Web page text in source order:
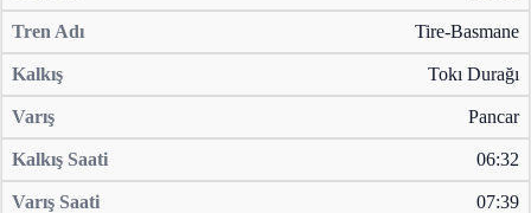
Tire-Basmane
Tokı Durağı
Pancar
06:32
07:39